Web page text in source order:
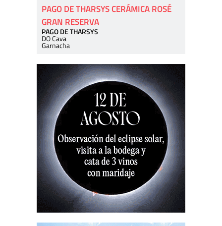
PAGO DE THARSYS CERÁMICA ROSÉ
GRAN RESERVA
PAGO DE THARSYS
DO Cava
Garnacha